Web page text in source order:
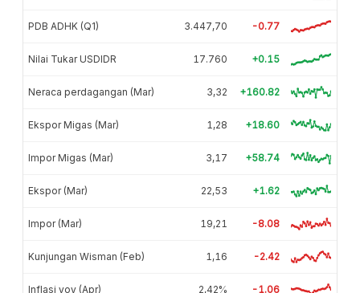
PDB ADHK (Q1) 3.447,70 -0.77
Nilai Tukar USDIDR 17.760 +0.15
Neraca perdagangan (Mar) 3,32 +160.82
Ekspor Migas (Mar) 1,28 +18.60
Impor Migas (Mar) 3,17 +58.74
Ekspor (Mar) 22,53 +1.62
Impor (Mar) 19,21 -8.08
Kunjungan Wisman (Feb) 1,16 -2.42
Inflasi yoy (Apr) 2,42% -1.06